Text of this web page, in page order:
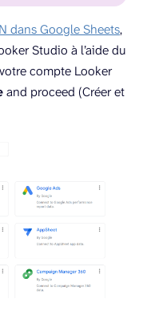
dans Google Sheets,
Studio à l’aide du
compte Looker
and proceed (Créer et